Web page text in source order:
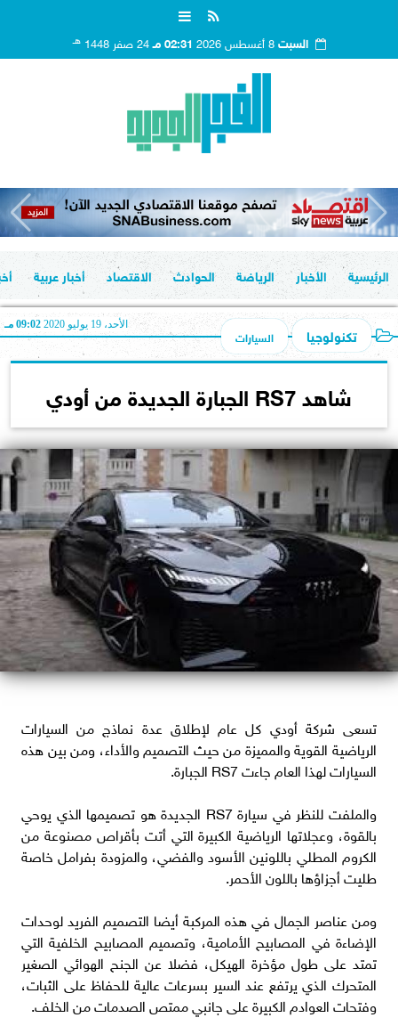
السبت8 أغسطس 2026 02:31 مـ 24 صفر 1448 هـ
الرئيسية الأخبار الرياضة الحوادث الاقتصاد أخبار عربية
تكنولوجيا السيارات
الأحد، 19 يوليو 2020 09:02 مـ
شاهد RS7 الجبارة الجديدة من أودي
تسعى شركة أودي كل عام لإطلاق عدة نماذج من السيارات
الرياضية القوية والمميزة من حيث التصميم والأداء، ومن بين هذه
السيارات لهذا العام جاءت RS7 الجبارة.
والملفت للنظر في سيارة RS7 الجديدة هو تصميمها الذي يوحي
بالقوة، وعجلاتها الرياضية الكبيرة التي أتت بأقراص مصنوعة من
الكروم المطلي باللونين الأسود والفضي، والمزودة بفرامل خاصة
طليت أجزاؤها باللون الأحمر.
ومن عناصر الجمال في هذه المركبة أيضا التصميم الفريد لوحدات
الإضاءة في المصابيح الأمامية، وتصميم المصابيح الخلفية التي
تمتد على طول مؤخرة الهيكل، فضلا عن الجنح الهوائي الصغير
المتحرك الذي يرتفع عند السير بسرعات عالية للحفاظ على الثبات،
وفتحات العوادم الكبيرة على جانبي ممتص الصدمات من الخلف.